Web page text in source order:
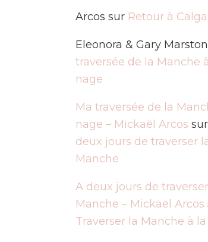
Arcos sur Retour à
Eleonora & Gary Marston
traversée de la Manche
nage
Ma traversée de la
nage – Mickaël Arcos sur
deux jours de traverser
Manche
A deux jours de
Manche – Mickaël Arcos
Traverser la Manche à